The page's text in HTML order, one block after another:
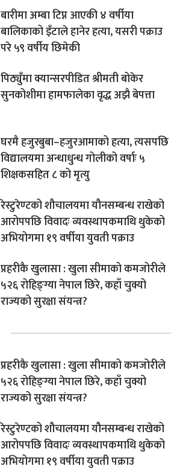
बारीमा अम्बा टिप्न आएकी ४ वर्षीया
बालिकाको इँटाले हानेर हत्या, यसरी पक्राउ
परे ५९ वर्षीय छिमेकी
पिठ्युँमा क्यान्सरपीडित श्रीमती बोकेर
सुनकोशीमा हामफालेका वृद्ध अझै बेपत्ता
घरमै हजुरबुबा–हजुरआमाको हत्या, त्यसपछि
विद्यालयमा अन्धाधुन्ध गोलीको वर्षाः ५
शिक्षकसहित ८ को मृत्यु
रेस्टुरेण्टको शौचालयमा यौनसम्बन्ध राखेको
आरोपपछि विवादः व्यवस्थापकमाथि थुकेको
अभियोगमा १९ वर्षीया युवती पक्राउ
प्रहरीकै खुलासा : खुला सीमाको कमजोरीले
५२६ रोहिङ्ग्या नेपाल छिरे, कहाँ चुक्यो
राज्यको सुरक्षा संयन्त्र?
प्रहरीकै खुलासा : खुला सीमाको कमजोरीले
५२६ रोहिङ्ग्या नेपाल छिरे, कहाँ चुक्यो
राज्यको सुरक्षा संयन्त्र?
रेस्टुरेण्टको शौचालयमा यौनसम्बन्ध राखेको
आरोपपछि विवादः व्यवस्थापकमाथि थुकेको
अभियोगमा १९ वर्षीया युवती पक्राउ